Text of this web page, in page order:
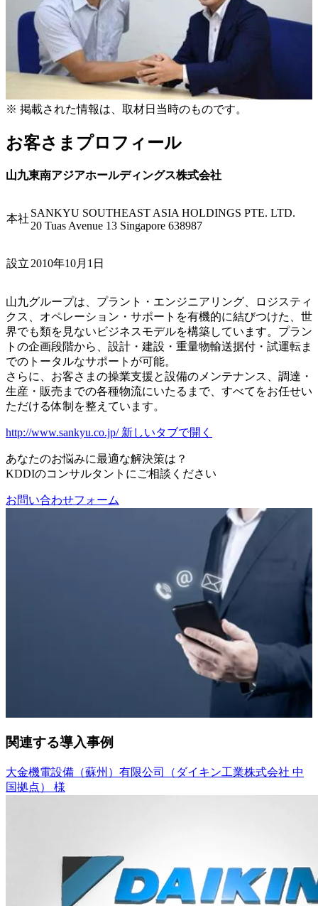
※ 掲載された情報は、取材日当時のものです。
お客さまプロフィール
山九東南アジアホールディングス株式会社
本社 SANKYU SOUTHEAST ASIA HOLDINGS PTE. LTD.
20 Tuas Avenue 13 Singapore 638987
設立 2010年10月1日
山九グループは、プラント・エンジニアリング、ロジスティ
クス、オペレーション・サポートを有機的に結びつけた、世
界でも類を見ないビジネスモデルを構築しています。プラン
トの企画段階から、設計・建設・重量物輸送据付・試運転ま
でのトータルなサポートが可能。
さらに、お客さまの操業支援と設備のメンテナンス、調達・
生産・販売までの各種物流にいたるまで、すべてをお任せい
ただける体制を整えています。
http://www.sankyu.co.jp/ 新しいタブで開く
あなたのお悩みに最適な解決策は？
KDDIのコンサルタントにご相談ください
お問い合わせフォーム
関連する導入事例
大金機電設備（蘇州）有限公司（ダイキン工業株式会社 中
国拠点） 様